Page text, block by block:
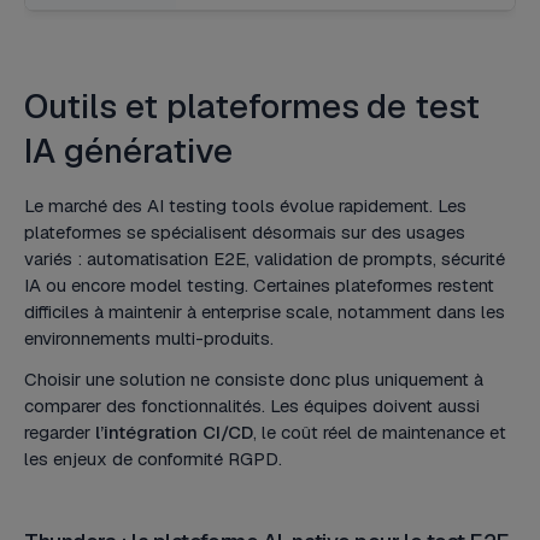
Outils et plateformes de test
IA générative
Le marché des AI testing tools évolue rapidement. Les
plateformes se spécialisent désormais sur des usages
variés : automatisation E2E, validation de prompts, sécurité
IA ou encore model testing. Certaines plateformes restent
difficiles à maintenir à enterprise scale, notamment dans les
environnements multi-produits.
Choisir une solution ne consiste donc plus uniquement à
comparer des fonctionnalités. Les équipes doivent aussi
regarder l’intégration CI/CD, le coût réel de maintenance et
les enjeux de conformité RGPD.